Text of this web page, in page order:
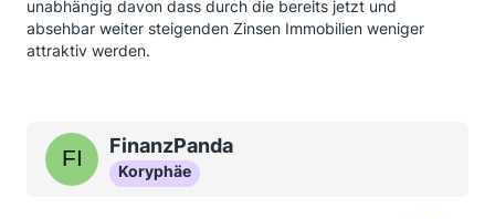
unabhängig davon dass durch die bereits jetzt und
absehbar weiter steigenden Zinsen Immobilien weniger
attraktiv werden.
FinanzPanda
Koryphäe